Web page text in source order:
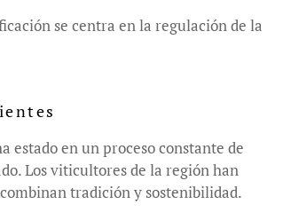
se centra en la regulación de la
estado en un proceso constante de
Los viticultores de la región han
tradición y sostenibilidad.